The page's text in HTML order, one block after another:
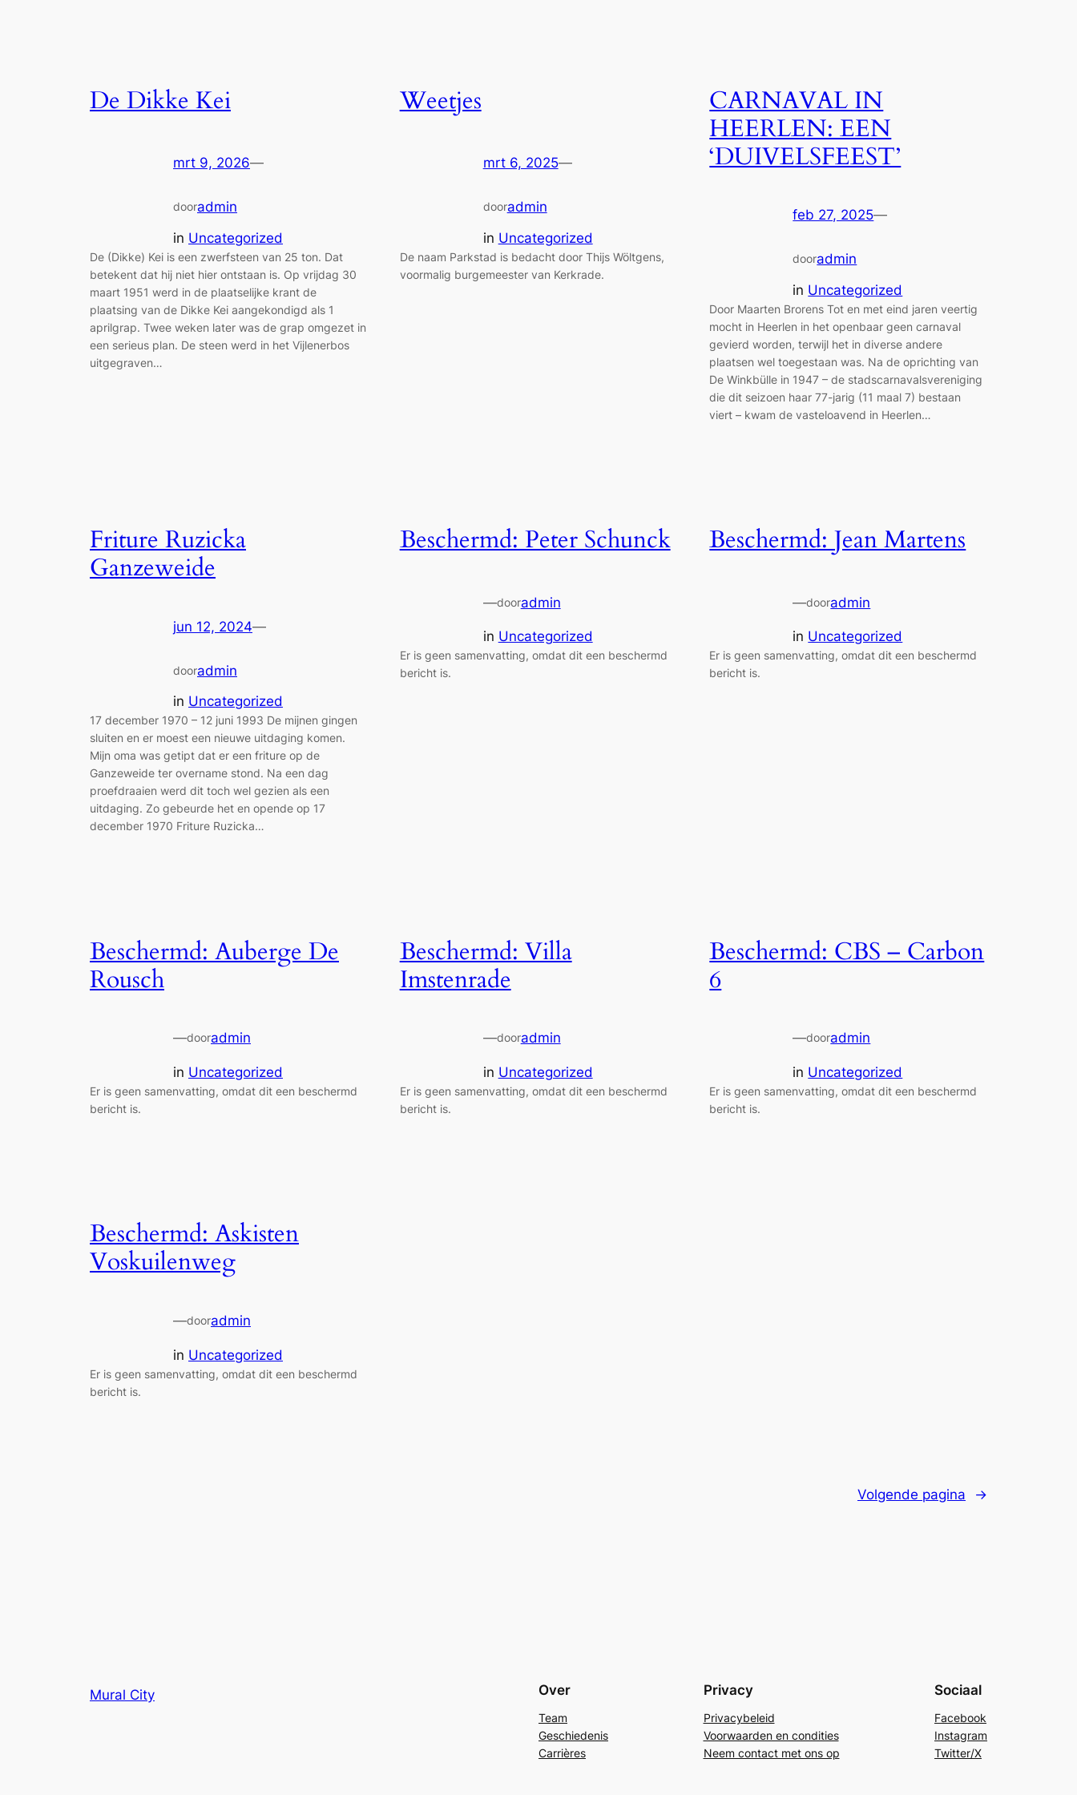
De Dikke Kei
mrt 9, 2026—
dooradmin
in Uncategorized
De (Dikke) Kei is een zwerfsteen van 25 ton. Dat
betekent dat hij niet hier ontstaan is. Op vrijdag 30
maart 1951 werd in de plaatselijke krant de
plaatsing van de Dikke Kei aangekondigd als 1
aprilgrap. Twee weken later was de grap omgezet in
een serieus plan. De steen werd in het Vijlenerbos
uitgegraven…
Weetjes
mrt 6, 2025—
dooradmin
in Uncategorized
De naam Parkstad is bedacht door Thijs Wöltgens,
voormalig burgemeester van Kerkrade.
CARNAVAL IN
HEERLEN: EEN
‘DUIVELSFEEST’
feb 27, 2025—
dooradmin
in Uncategorized
Door Maarten Brorens Tot en met eind jaren veertig
mocht in Heerlen in het openbaar geen carnaval
gevierd worden, terwijl het in diverse andere
plaatsen wel toegestaan was. Na de oprichting van
De Winkbülle in 1947 – de stadscarnavalsvereniging
die dit seizoen haar 77-jarig (11 maal 7) bestaan
viert – kwam de vasteloavend in Heerlen…
Friture Ruzicka
Ganzeweide
jun 12, 2024—
dooradmin
in Uncategorized
17 december 1970 – 12 juni 1993 De mijnen gingen
sluiten en er moest een nieuwe uitdaging komen.
Mijn oma was getipt dat er een friture op de
Ganzeweide ter overname stond. Na een dag
proefdraaien werd dit toch wel gezien als een
uitdaging. Zo gebeurde het en opende op 17
december 1970 Friture Ruzicka…
Beschermd: Peter Schunck
—dooradmin
in Uncategorized
Er is geen samenvatting, omdat dit een beschermd
bericht is.
Beschermd: Jean Martens
—dooradmin
in Uncategorized
Er is geen samenvatting, omdat dit een beschermd
bericht is.
Beschermd: Auberge De
Rousch
—dooradmin
in Uncategorized
Er is geen samenvatting, omdat dit een beschermd
bericht is.
Beschermd: Villa
Imstenrade
—dooradmin
in Uncategorized
Er is geen samenvatting, omdat dit een beschermd
bericht is.
Beschermd: CBS – Carbon
6
—dooradmin
in Uncategorized
Er is geen samenvatting, omdat dit een beschermd
bericht is.
Beschermd: Askisten
Voskuilenweg
—dooradmin
in Uncategorized
Er is geen samenvatting, omdat dit een beschermd
bericht is.
Volgende pagina →
Mural City Over
Team
Geschiedenis
Carrières
Privacy
Privacybeleid
Voorwaarden en condities
Neem contact met ons op
Sociaal
Facebook
Instagram
Twitter/X